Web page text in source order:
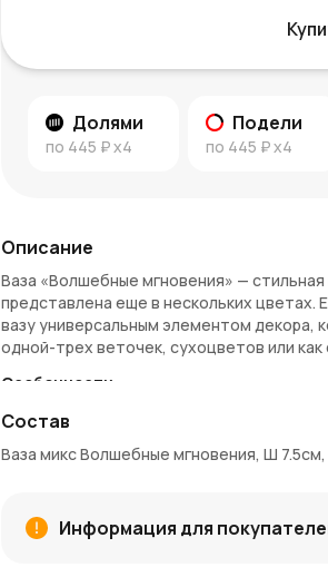
Долями
по 445 ₽x4
Подели
по 445 ₽x4
Описание
Ваза «Волшебные мгновения» —
представлена еще в нескольких цветах.
вазу универсальным элементом декора,
одной-трех веточек, сухоцветов или
Особенности:
Размеры
Лаконичный стиль: подчеркивает
Заказ и доставка:
Состав
Ваза микс Волшебные мгновения, Ш 7.5см,
Информация для